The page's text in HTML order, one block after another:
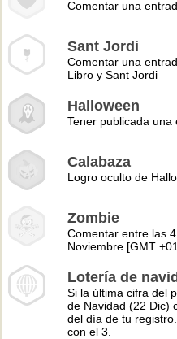
Comentar una
Sant Jordi
Comentar una
Libro y Sant Jordi
Halloween
Tener publicada una
Calabaza
Logro oculto de
Zombie
Comentar entre las
Noviembre [GMT
Lotería de
Si la última cifra del
de Navidad (22 Dic)
del día de tu
con el 3.